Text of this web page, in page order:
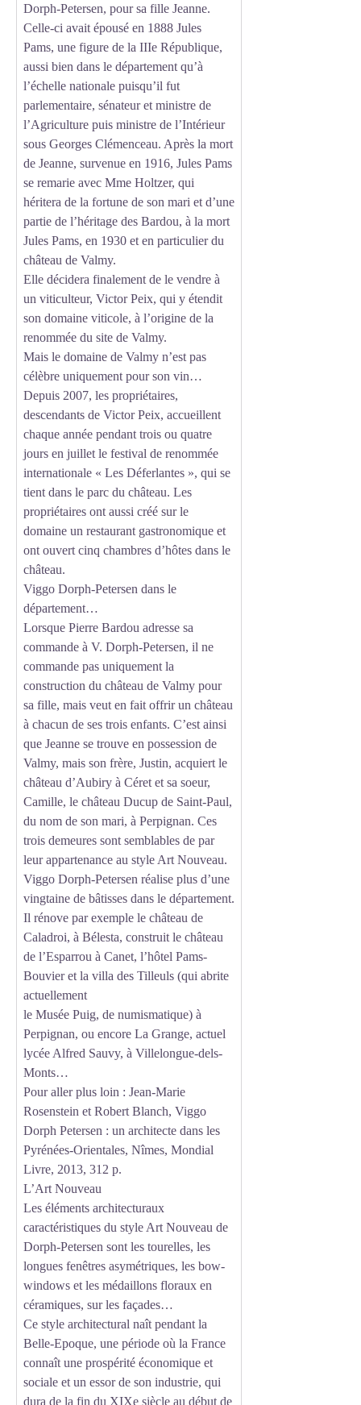
Dorph-Petersen, pour sa fille Jeanne.
Celle-ci avait épousé en 1888 Jules
Pams, une figure de la IIIe République,
aussi bien dans le département qu’à
l’échelle nationale puisqu’il fut
parlementaire, sénateur et ministre de
l’Agriculture puis ministre de l’Intérieur
sous Georges Clémenceau. Après la mort
de Jeanne, survenue en 1916, Jules Pams
se remarie avec Mme Holtzer, qui
héritera de la fortune de son mari et d’une
partie de l’héritage des Bardou, à la mort
Jules Pams, en 1930 et en particulier du
château de Valmy.
Elle décidera finalement de le vendre à
un viticulteur, Victor Peix, qui y étendit
son domaine viticole, à l’origine de la
renommée du site de Valmy.
Mais le domaine de Valmy n’est pas
célèbre uniquement pour son vin…
Depuis 2007, les propriétaires,
descendants de Victor Peix, accueillent
chaque année pendant trois ou quatre
jours en juillet le festival de renommée
internationale « Les Déferlantes », qui se
tient dans le parc du château. Les
propriétaires ont aussi créé sur le
domaine un restaurant gastronomique et
ont ouvert cinq chambres d’hôtes dans le
château.
Viggo Dorph-Petersen dans le
département…
Lorsque Pierre Bardou adresse sa
commande à V. Dorph-Petersen, il ne
commande pas uniquement la
construction du château de Valmy pour
sa fille, mais veut en fait offrir un château
à chacun de ses trois enfants. C’est ainsi
que Jeanne se trouve en possession de
Valmy, mais son frère, Justin, acquiert le
château d’Aubiry à Céret et sa soeur,
Camille, le château Ducup de Saint-Paul,
du nom de son mari, à Perpignan. Ces
trois demeures sont semblables de par
leur appartenance au style Art Nouveau.
Viggo Dorph-Petersen réalise plus d’une
vingtaine de bâtisses dans le département.
Il rénove par exemple le château de
Caladroi, à Bélesta, construit le château
de l’Esparrou à Canet, l’hôtel Pams-
Bouvier et la villa des Tilleuls (qui abrite
actuellement
le Musée Puig, de numismatique) à
Perpignan, ou encore La Grange, actuel
lycée Alfred Sauvy, à Villelongue-dels-
Monts…
Pour aller plus loin : Jean-Marie
Rosenstein et Robert Blanch, Viggo
Dorph Petersen : un architecte dans les
Pyrénées-Orientales, Nîmes, Mondial
Livre, 2013, 312 p.
L’Art Nouveau
Les éléments architecturaux
caractéristiques du style Art Nouveau de
Dorph-Petersen sont les tourelles, les
longues fenêtres asymétriques, les bow-
windows et les médaillons floraux en
céramiques, sur les façades…
Ce style architectural naît pendant la
Belle-Epoque, une période où la France
connaît une prospérité économique et
sociale et un essor de son industrie, qui
dura de la fin du XIXe siècle au début de